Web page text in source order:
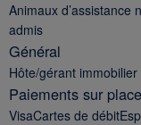
Animaux d’assistance
admis
Général
Hôte/gérant
Paiements sur place
VisaCartes de